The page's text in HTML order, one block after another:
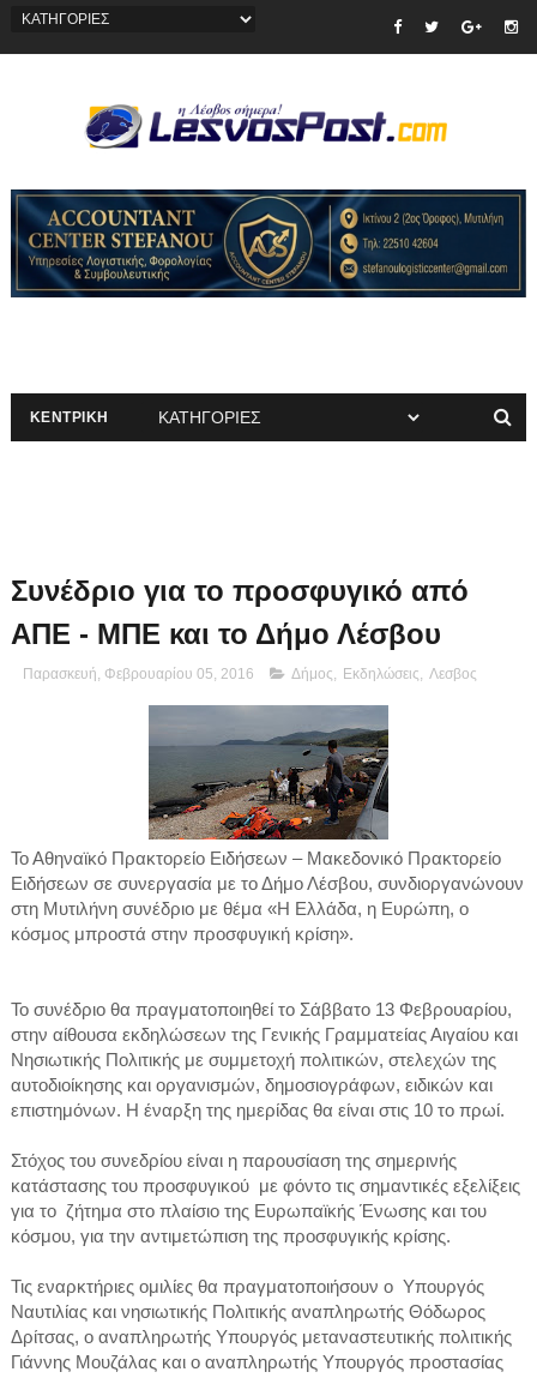
ΚΕΝΤΡΙΚΗ
Συνέδριο για το προσφυγικό από
ΑΠΕ - ΜΠΕ και το Δήμο Λέσβου
Παρασκευή, Φεβρουαρίου 05, 2016 Δήμος Εκδηλώσεις Λεσβος
Το Αθηναϊκό Πρακτορείο Ειδήσεων – Μακεδονικό Πρακτορείο
Ειδήσεων σε συνεργασία με το Δήμο Λέσβου, συνδιοργανώνουν
στη Μυτιλήνη συνέδριο με θέμα «H Ελλάδα, η Ευρώπη, ο
κόσμος μπροστά στην προσφυγική κρίση».
Το συνέδριο θα πραγματοποιηθεί το Σάββατο 13 Φεβρουαρίου,
στην αίθουσα εκδηλώσεων της Γενικής Γραμματείας Αιγαίου και
Νησιωτικής Πολιτικής με συμμετοχή πολιτικών, στελεχών της
αυτοδιοίκησης και οργανισμών, δημοσιογράφων, ειδικών και
επιστημόνων. Η έναρξη της ημερίδας θα είναι στις 10 το πρωί.
Στόχος του συνεδρίου είναι η παρουσίαση της σημερινής
κατάστασης του προσφυγικού με φόντο τις σημαντικές εξελίξεις
για το ζήτημα στο πλαίσιο της Ευρωπαϊκής Ένωσης και του
κόσμου, για την αντιμετώπιση της προσφυγικής κρίσης.
Τις εναρκτήριες ομιλίες θα πραγματοποιήσουν ο Υπουργός
Ναυτιλίας και νησιωτικής Πολιτικής αναπληρωτής Θόδωρος
Δρίτσας, ο αναπληρωτής Υπουργός μεταναστευτικής πολιτικής
Γιάννης Μουζάλας και ο αναπληρωτής Υπουργός προστασίας